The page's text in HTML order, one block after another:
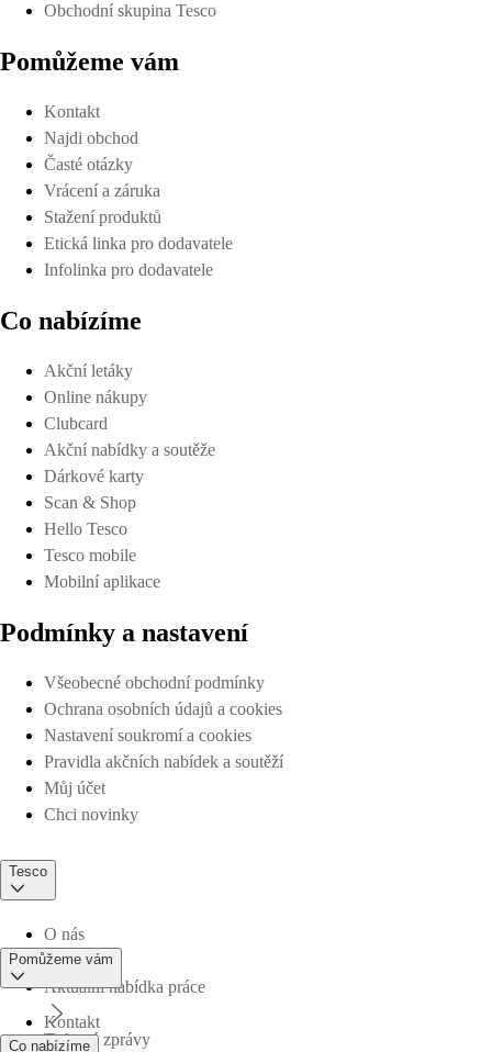
Obchodní skupina Tesco
Pomůžeme vám
Kontakt
Najdi obchod
Časté otázky
Vrácení a záruka
Stažení produktů
Etická linka pro dodavatele
Infolinka pro dodavatele
Co nabízíme
Akční letáky
Online nákupy
Clubcard
Akční nabídky a soutěže
Dárkové karty
Scan & Shop
Hello Tesco
Tesco mobile
Mobilní aplikace
Podmínky a nastavení
Všeobecné obchodní podmínky
Ochrana osobních údajů a cookies
Nastavení soukromí a cookies
Pravidla akčních nabídek a soutěží
Můj účet
Chci novinky
Tesco
O nás
Aktuální nabídka práce
Tiskové zprávy
Pomůžeme vám
Kontakt
Co nabízíme